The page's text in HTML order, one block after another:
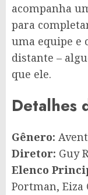
acompanha
para
uma equipe e
distante –
que ele.
Detalhes
Gênero:
Diretor: Guy
Elenco
Portman, Eiza